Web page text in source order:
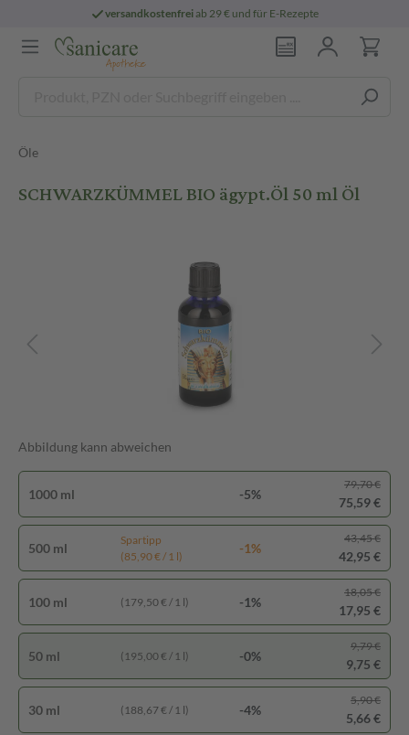
versandkostenfreiab 29 € und für E-Rezepte
Öle
SCHWARZKÜMMEL BIO ägypt.Öl 50 ml Öl
Abbildung kann abweichen
1000 ml -5%
79,70 €
75,59 €
500 ml
Spartipp
(85,90 € / 1 l)
-1%
43,45 €
42,95 €
100 ml (179,50 € / 1 l) -1%
18,05 €
17,95 €
50 ml (195,00 € / 1 l) -0%
9,79 €
9,75 €
30 ml (188,67 € / 1 l) -4%
5,90 €
5,66 €